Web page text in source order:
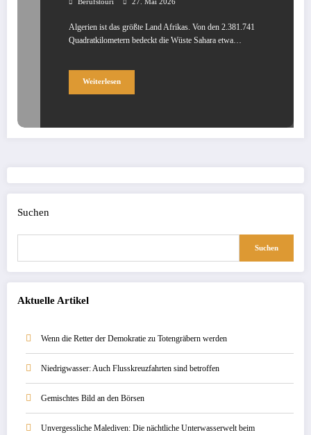
Berufstouri 27. Mai 2026
Algerien ist das größte Land Afrikas. Von den 2.381.741
Quadratkilometern bedeckt die Wüste Sahara etwa…
Weiterlesen
Suchen
Suchen
Aktuelle Artikel
Wenn die Retter der Demokratie zu Totengräbern werden
Niedrigwasser: Auch Flusskreuzfahrten sind betroffen
Gemischtes Bild an den Börsen
Unvergessliche Malediven: Die nächtliche Unterwasserwelt beim